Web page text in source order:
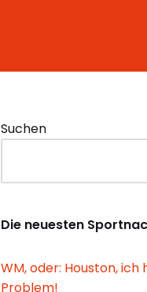
Suchen
Die neuesten
WM, oder: Houston, ich
Problem!